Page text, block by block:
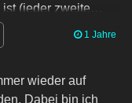
(jeder zweite
sagen, zumal
1 Jahre
wieder auf
Dabei bin ich